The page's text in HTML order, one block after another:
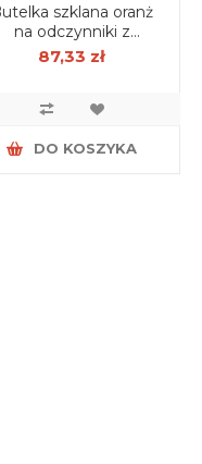
szklana oranż
na odczynniki z
GL45 1000 ml
87,33 zł
DO KOSZYKA